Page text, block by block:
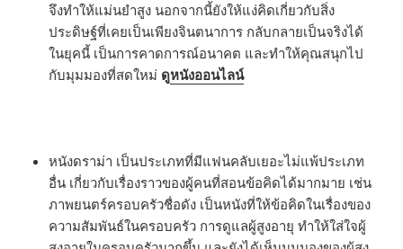
จึงทำให้แม่นยำสูง นอกจากนี้ยังให้แง่คิดเกี่ยวกับสิ่ง
ประดิษฐ์ที่เคยเป็นเพียงจินตนาการ กลับกลายเป็นจริงได้
ในยุคนี้ เป็นการคาดการณ์อนาคต และทำให้คุณสนุกไป
กับมุมมองที่สดใหม่ ดูหนังออนไลน์
หนังดราม่า เป็นประเภทที่มีแฟนคลับเยอะไม่แพ้ประเภท
อื่น เกี่ยวกับเรื่องราวของผู้คนที่สอนข้อคิดได้มากมาย เช่น
ภาพยนตร์ครอบครัวชื่อดัง เป็นหนังที่ให้ข้อคิดในเรื่องของ
ความสัมพันธ์ในครอบครัว การดูแลผู้สูงอายุ ทำให้ใส่ใจผู้